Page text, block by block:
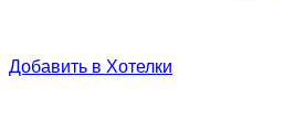
Добавить в Хотелки